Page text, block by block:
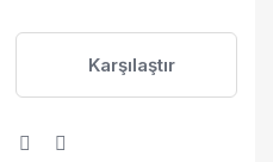
Karşılaştır